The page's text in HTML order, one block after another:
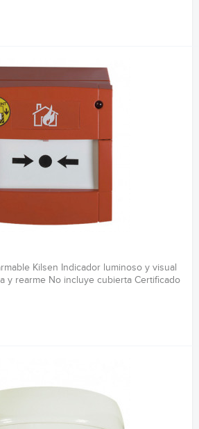
Kilsen Indicador luminoso y visual
y rearme No incluye cubierta Certificado